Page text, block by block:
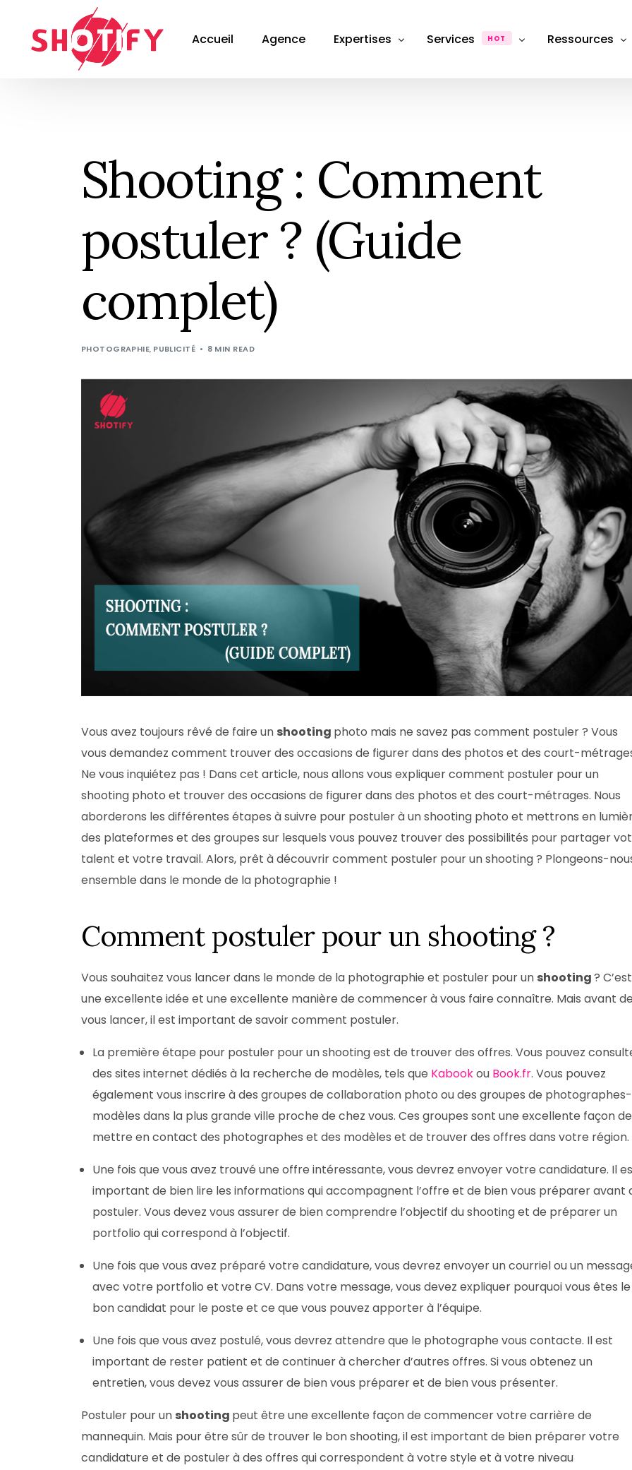
Accueil Agence Expertises
Département stratégie & Consulting
Services HOT
Retouche & Post-production
Product &#038; image retouching
Séance Photo à Thème Fête Des
Mères
Ressources
Shooting : Comment
postuler ? (Guide
complet)
PHOTOGRAPHIE, PUBLICITÉ 8 MIN READ
Vous avez toujours rêvé de faire un shooting photo mais ne savez pas comment postuler ? Vous
vous demandez comment trouver des occasions de figurer dans des photos et des court-
Ne vous inquiétez pas ! Dans cet article, nous allons vous expliquer comment postuler pour un
shooting photo et trouver des occasions de figurer dans des photos et des court-métrages. Nous
aborderons les différentes étapes à suivre pour postuler à un shooting photo et mettrons en
des plateformes et des groupes sur lesquels vous pouvez trouver des possibilités pour partager
talent et votre travail. Alors, prêt à découvrir comment postuler pour un shooting ? Plongeons-
ensemble dans le monde de la photographie !
Comment postuler pour un shooting ?
Vous souhaitez vous lancer dans le monde de la photographie et postuler pour un shooting? C’est
une excellente idée et une excellente manière de commencer à vous faire connaître. Mais avant de
vous lancer, il est important de savoir comment postuler.
La première étape pour postuler pour un shooting est de trouver des offres. Vous pouvez
des sites internet dédiés à la recherche de modèles, tels que Kabookou Book.fr. Vous pouvez
également vous inscrire à des groupes de collaboration photo ou des groupes de photographes-
modèles dans la plus grande ville proche de chez vous. Ces groupes sont une excellente façon de
mettre en contact des photographes et des modèles et de trouver des offres dans votre région.
Une fois que vous avez trouvé une offre intéressante, vous devrez envoyer votre candidature. Il
important de bien lire les informations qui accompagnent l’offre et de bien vous préparer avant
postuler. Vous devez vous assurer de bien comprendre l’objectif du shooting et de préparer un
portfolio qui correspond à l’objectif.
Une fois que vous avez préparé votre candidature, vous devrez envoyer un courriel ou un
avec votre portfolio et votre CV. Dans votre message, vous devez expliquer pourquoi vous êtes le
bon candidat pour le poste et ce que vous pouvez apporter à l’équipe.
Une fois que vous avez postulé, vous devrez attendre que le photographe vous contacte. Il est
important de rester patient et de continuer à chercher d’autres offres. Si vous obtenez un
entretien, vous devez vous assurer de bien vous préparer et de bien vous présenter.
Postuler pour un shooting peut être une excellente façon de commencer votre carrière de
mannequin. Mais pour être sûr de trouver le bon shooting, il est important de bien préparer votre
candidature et de postuler à des offres qui correspondent à votre style et à votre niveau